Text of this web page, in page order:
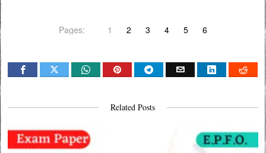
Pages: 1 2 3 4 5 6
Related Posts